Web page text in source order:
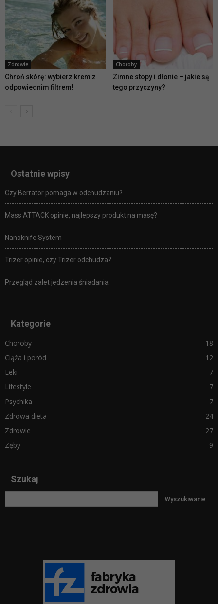
Zdrowie
Chroń skórę: wybierz krem z
odpowiednim filtrem!
Choroby
Zimne stopy i dłonie – jakie są
tego przyczyny?
Ostatnie wpisy
Czy Berrator pomaga w odchudzaniu?
Mass ATTACK opinie, najlepszy produkt na masę?
Nanoknife System
Trizer opinie, czy Trizer odchudza?
Przegląd zalet jedzenia śniadania
Kategorie
Choroby
18
Ciąża i poród
12
Leki
7
Lifestyle
7
Psychika
7
Zdrowa dieta
24
Zdrowie
27
Zęby
9
Szukaj